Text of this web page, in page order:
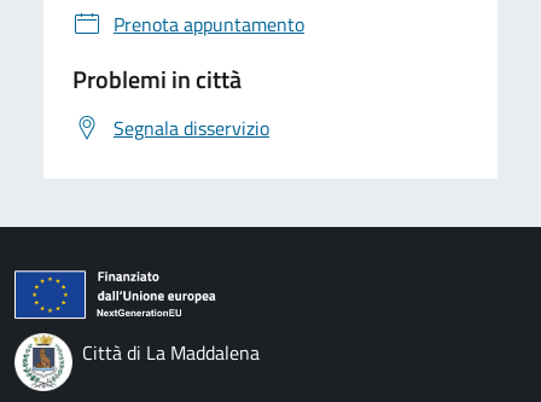
Prenota appuntamento
Problemi in città
Segnala disservizio
Città di La Maddalena